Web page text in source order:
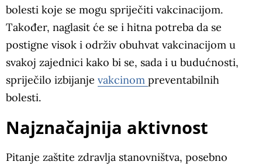
bolesti koje se mogu spriječiti vakcinacijom.
Također, naglasit će se i hitna potreba da se
postigne visok i održiv obuhvat vakcinacijom u
svakoj zajednici kako bi se, sada i u budućnosti,
spriječilo izbijanje vakcinom preventabilnih
bolesti.
Najznačajnija aktivnost
Pitanje zaštite zdravlja stanovništva, posebno